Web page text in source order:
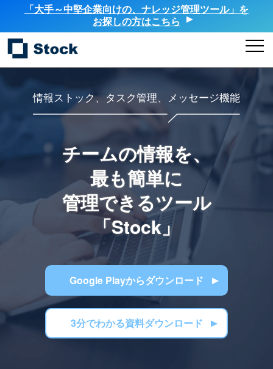
「大手～中堅企業向けの、ナレッジ管理ツール」を
お探しの方はこちら
情報ストック、タスク管理、メッセージ機能
チームの情報を、
最も簡単に
管理できるツール
「Stock」
Google Playからダウンロード
3分でわかる資料ダウンロード